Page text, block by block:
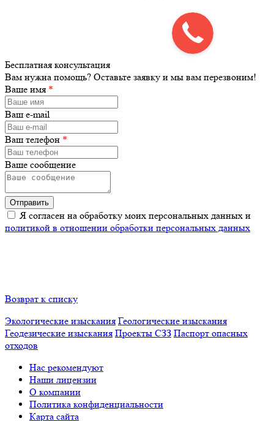
Бесплатная консультация
Вам нужна помощь? Оставьте заявку и мы вам перезвоним!
Ваше имя *
Ваш e-mail
Ваш телефон *
Ваше сообщение
Я согласен на обработку моих персональных данных и
политикой в отношении обработки персональных данных
Возврат к списку
Экологические изыскания Геологические изыскания
Геодезические изыскания Проекты СЗЗ Паспорт опасных
отходов
Нас рекомендуют
Наши лицензии
О компании
Политика конфиденциальности
Карта сайта